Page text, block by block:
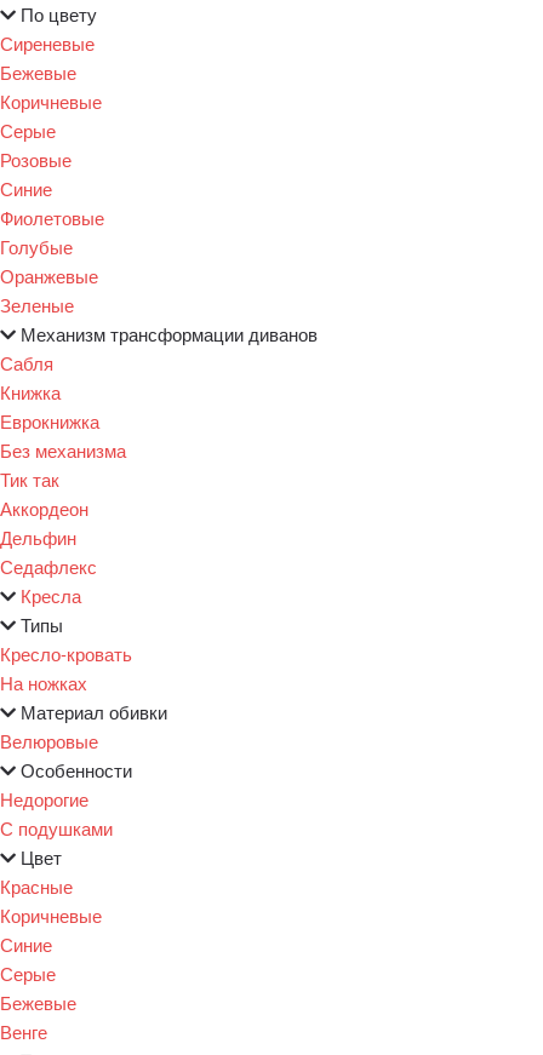
По цвету
Сиреневые
Бежевые
Коричневые
Серые
Розовые
Синие
Фиолетовые
Голубые
Оранжевые
Зеленые
Механизм трансформации диванов
Сабля
Книжка
Еврокнижка
Без механизма
Тик так
Аккордеон
Дельфин
Седафлекс
Кресла
Типы
Кресло-кровать
На ножках
Материал обивки
Велюровые
Особенности
Недорогие
С подушками
Цвет
Красные
Коричневые
Синие
Серые
Бежевые
Венге